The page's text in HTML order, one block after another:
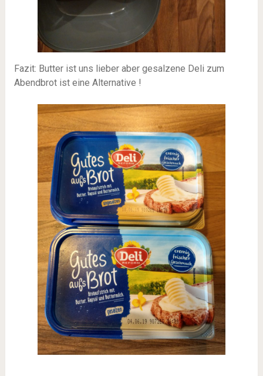
Fazit: Butter ist uns lieber aber gesalzene Deli zum
Abendbrot ist eine Alternative !